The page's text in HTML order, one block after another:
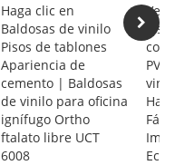
Haga clic en
Baldosas de vinilo
Pisos de tablones
Apariencia de
cemento | Baldosas
de vinilo para oficina
ignífugo Ortho
ftalato libre UCT
6008